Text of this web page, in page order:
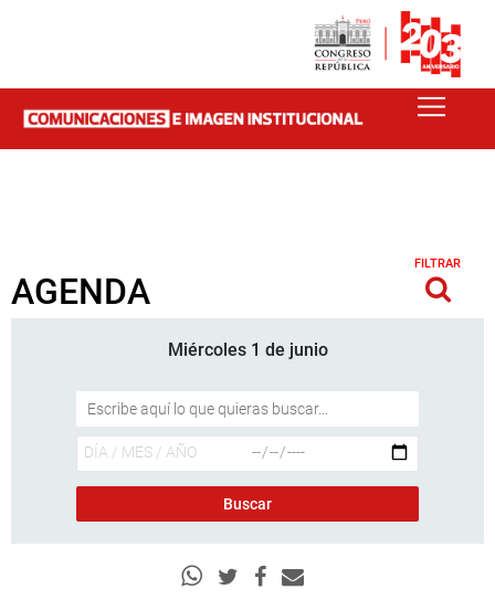
AGENDA
FILTRAR
Miércoles 1 de junio